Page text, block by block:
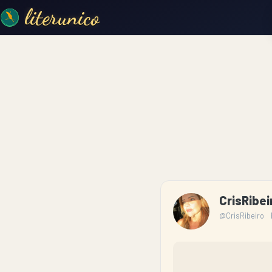
literunico
@CrisRibeiro